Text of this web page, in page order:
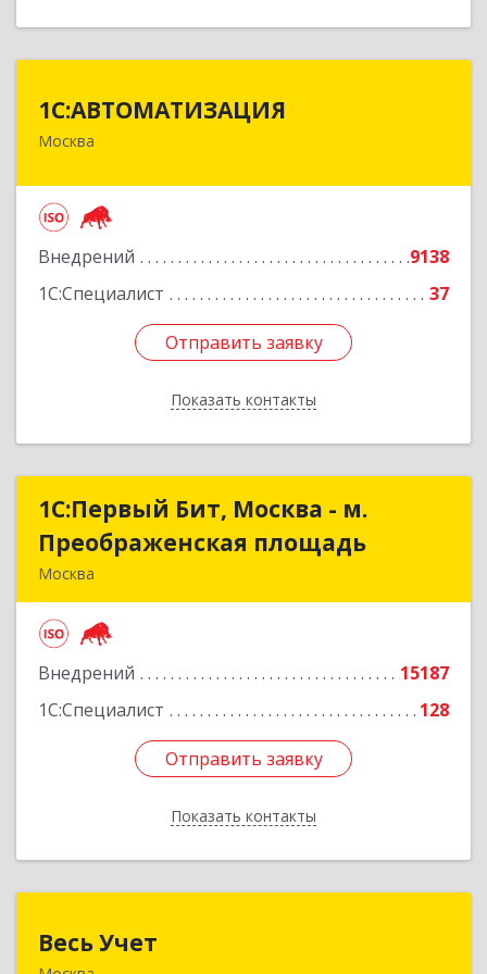
1С:АВТОМАТИЗАЦИЯ
Москва
Внедрений
9138
1С:Специалист
37
Отправить заявку
Показать контакты
111024, Москва г, Энтузиастов 1-я ул, дом №
Отправить заявку
Назад
1С:Первый Бит, Москва - м.
Преображенская площадь
Москва
Внедрений
15187
1С:Специалист
128
Отправить заявку
Показать контакты
1С:Первый Бит, Москва - м.
Преображенская площадь
Подробнее
Отправить заявку
Назад
Весь Учет